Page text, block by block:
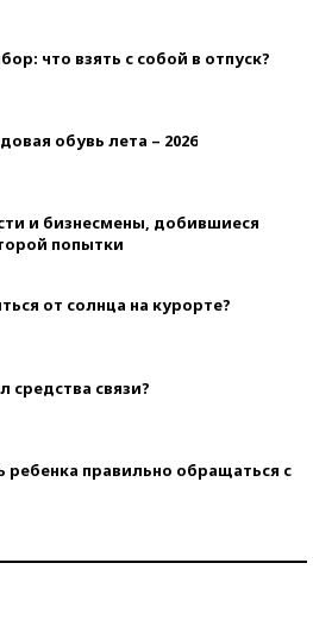
что взять с собой в отпуск?
обувь лета – 2026
и бизнесмены, добившиеся
попытки
от солнца на курорте?
средства связи?
ребенка правильно обращаться с